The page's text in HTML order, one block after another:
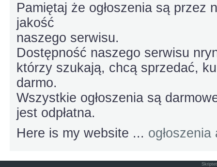
Pamiętaj że ogłoszenia są przez
jakość
naszego serwisu.
Dostępność naszego serwisu
którzy szukają, chcą sprzedać,
darmo.
Wszystkie ogłoszenia są
jest odpłatna.
Here is my website ...